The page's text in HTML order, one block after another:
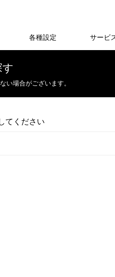
各種設定 サービ
い場合がございます。
てください